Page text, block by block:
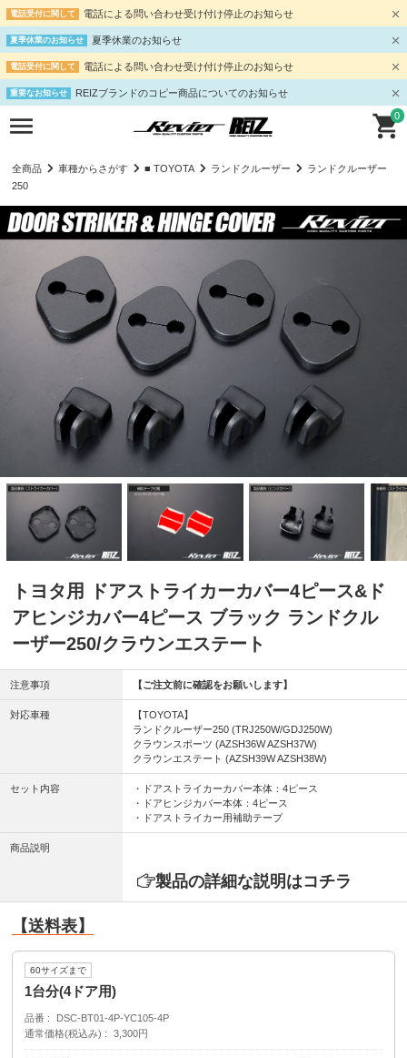
電話受付に関して 電話による問い合わせ受け付け停止のお知らせ
夏季休業のお知らせ 夏季休業のお知らせ
電話受付に関して 電話による問い合わせ受け付け停止のお知らせ
重要なお知らせ REIZブランドのコピー商品についてのお知らせ
0
全商品 車種からさがす ■ TOYOTA ランドクルーザー
ランドクルーザー
250
トヨタ用 ドアストライカーカバー4ピース&ド
アヒンジカバー4ピース ブラック ランドクル
ーザー250/クラウンエステート
注意事項 【ご注文前に確認をお願いします】
対応車種
【TOYOTA】
ランドクルーザー250 (TRJ250W/GDJ250W)
クラウンスポーツ (AZSH36W AZSH37W)
クラウンエステート (AZSH39W AZSH38W)
セット内容
・ドアストライカーカバー本体：4ピース
・ドアヒンジカバー本体：4ピース
・ドアストライカー用補助テープ
商品説明
製品の詳細な説明はコチラ
【送料表】
60サイズまで
1台分(4ドア用)
品番
DSC-BT01-4P-YC105-4P
通常価格(税込み)
3,300円